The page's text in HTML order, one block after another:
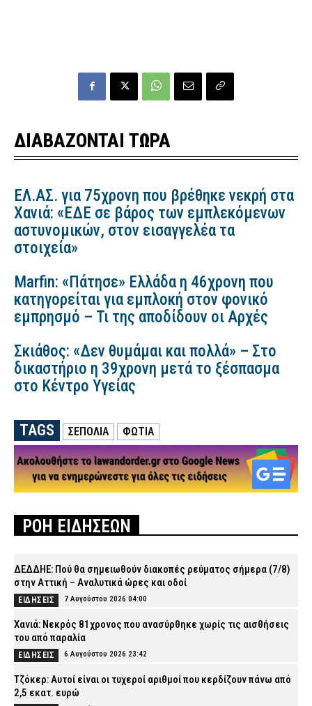
ΔΙΑΒΑΖΟΝΤΑΙ ΤΩΡΑ
ΕΛ.ΑΣ. για 75χρονη που βρέθηκε νεκρή στα
Χανιά: «ΕΔΕ σε βάρος των εμπλεκόμενων
αστυνομικών, στον εισαγγελέα τα
στοιχεία»
Marfin: «Πάτησε» Ελλάδα η 46χρονη που
κατηγορείται για εμπλοκή στον φονικό
εμπρησμό – Τι της αποδίδουν οι Αρχές
Σκιάθος: «Δεν θυμάμαι και πολλά» – Στο
δικαστήριο η 39χρονη μετά το ξέσπασμα
στο Κέντρο Υγείας
TAGS ΣΕΠΟΛΙΑ ΦΩΤΙΑ
ΡΟΗ ΕΙΔΗΣΕΩΝ
ΔΕΔΔΗΕ: Πού θα σημειωθούν διακοπές ρεύματος σήμερα (7/8)
στην Αττική – Αναλυτικά ώρες και οδοί
ΕΙΔΗΣΕΙΣ 7 Αυγούστου 2026 04:00
Χανιά: Νεκρός 81χρονος που ανασύρθηκε χωρίς τις αισθήσεις
του από παραλία
ΕΙΔΗΣΕΙΣ 6 Αυγούστου 2026 23:42
Τζόκερ: Αυτοί είναι οι τυχεροί αριθμοί που κερδίζουν πάνω από
2,5 εκατ. ευρώ